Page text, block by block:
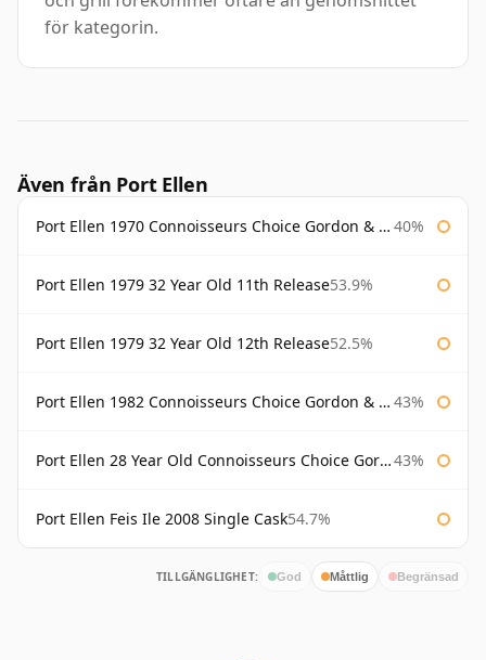
för kategorin.
Även från Port Ellen
Port Ellen 1970 Connoisseurs Choice Gordon & Macphail 40%
Port Ellen 1979 32 Year Old 11th Release53.9%
Port Ellen 1979 32 Year Old 12th Release52.5%
Port Ellen 1982 Connoisseurs Choice Gordon & Macphail 43%
Port Ellen 28 Year Old Connoisseurs Choice Gordon & MacPhail 43%
Port Ellen Feis Ile 2008 Single Cask54.7%
TILLGÄNGLIGHET: God Måttlig Begränsad